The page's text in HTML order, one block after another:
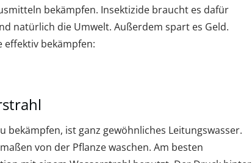
bekämpfen. Insektizide braucht es dafür
natürlich die Umwelt. Außerdem spart es Geld.
effektiv bekämpfen:
bekämpfen, ist ganz gewöhnliches Leitungswasser.
von der Pflanze waschen. Am besten